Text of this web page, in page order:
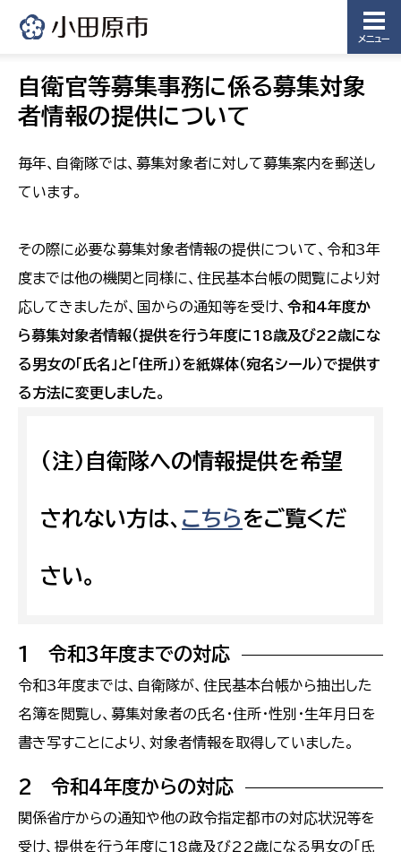
メニュー
自衛官等募集事務に係る募集対象
者情報の提供について
毎年、自衛隊では、募集対象者に対して募集案内を郵送し
ています。
その際に必要な募集対象者情報の提供について、令和3年
度までは他の機関と同様に、住民基本台帳の閲覧により対
応してきましたが、国からの通知等を受け、 令和4年度か
ら募集対象者情報（提供を行う年度に18歳及び22歳にな
る男女の「氏名」と「住所」）を紙媒体（宛名シール）で提供す
る方法に変更しました。
(注)自衛隊への情報提供を希望
されない方は、 こちら をご覧くだ
さい。
1 令和3年度までの対応
令和3年度までは、自衛隊が、住民基本台帳から抽出した
名簿を閲覧し、募集対象者の氏名・住所・性別・生年月日を
書き写すことにより、対象者情報を取得していました。
2 令和4年度からの対応
関係省庁からの通知や他の政令指定都市の対応状況等を
受け、提供を行う年度に18歳及び22歳になる男女の「氏